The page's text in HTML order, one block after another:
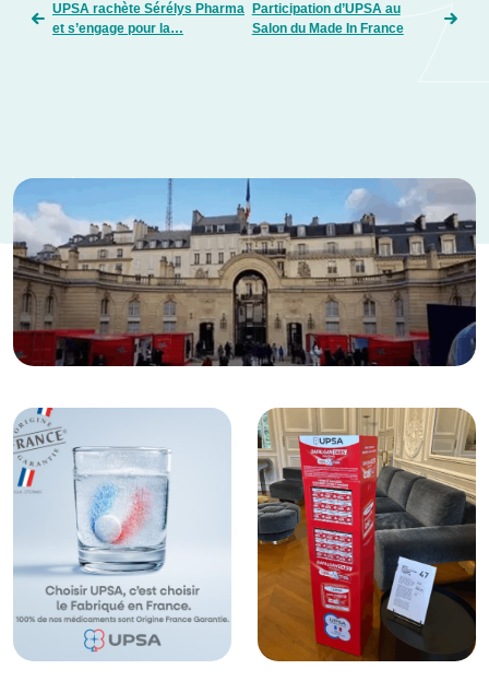
UPSA rachète Sérélys Pharma
et s’engage pour la…
Participation d’UPSA au
Salon du Made In France